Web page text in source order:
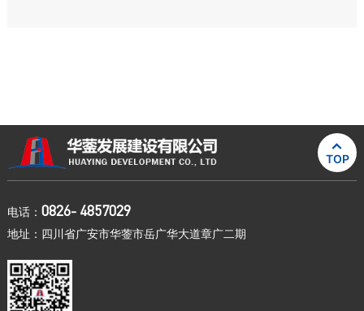

TOP
电话： 0826- 4857029
地址：四川省广安市华蓥市岳广华大道章广二期